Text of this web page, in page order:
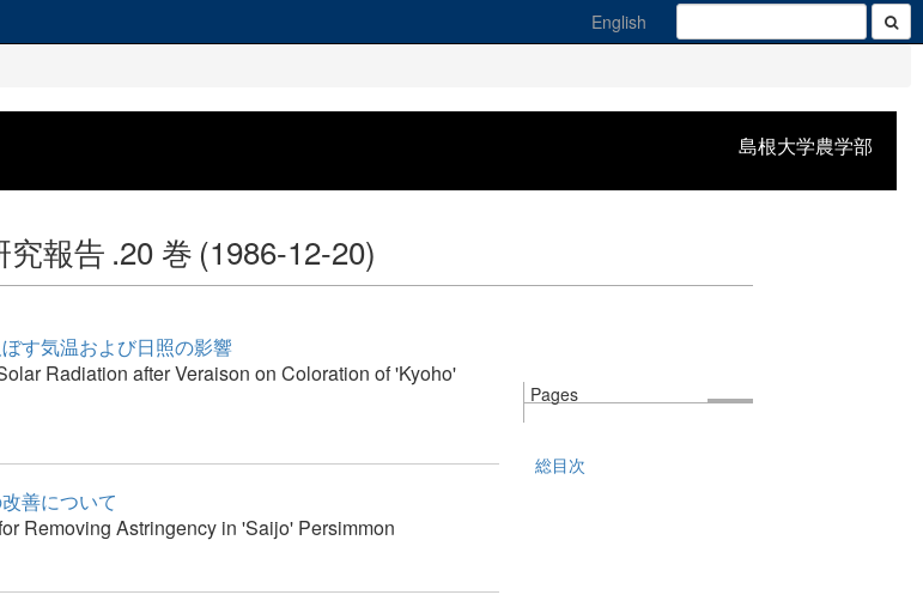
English
島根大学農学部
究報告 .20 巻 (1986-12-20)
す気温および日照の影響
Radiation after Veraison on Coloration of 'Kyoho'
善について
Removing Astringency in 'Saijo' Persimmon
Pages
総目次